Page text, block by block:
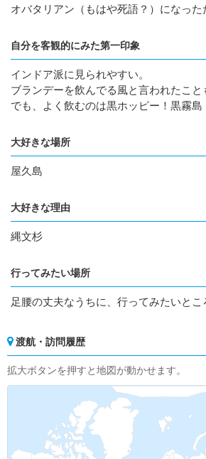
オバタリアン（もはや死語？）になった
自分を客観的にみた第一印象
インドア派に見られやすい。
ブランデーを飲んでる風と言われたこと
でも、よく飲むのは黒ホッピー！黒霧島
大好きな場所
屋久島
大好きな理由
縄文杉
行ってみたい場所
足腰の丈夫なうちに、行ってみたいとこ
渡航・訪問履歴
拡大ボタンを押すと地図が動かせます。